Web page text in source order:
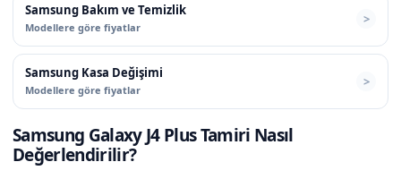
Samsung Bakım ve Temizlik
Modellere göre fiyatlar
Samsung Kasa Değişimi
Modellere göre fiyatlar
Samsung Galaxy J4 Plus Tamiri Nasıl
Değerlendirilir?